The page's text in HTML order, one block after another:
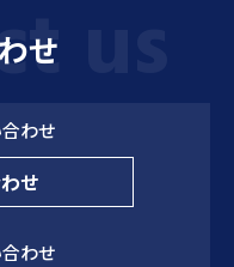
せ
わせ
せ
わせ